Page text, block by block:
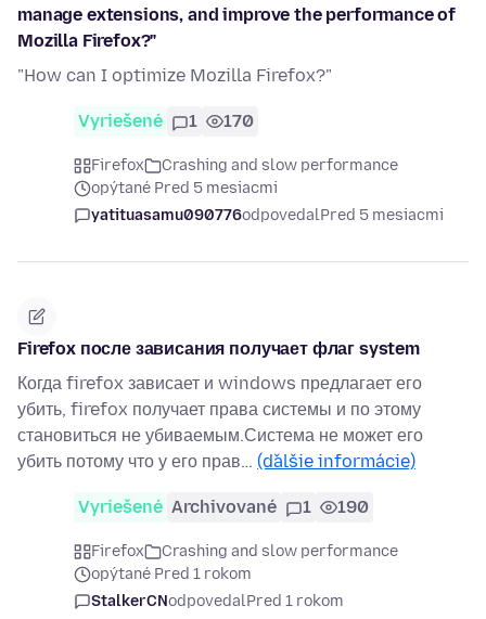
manage extensions, and improve the performance of
Mozilla Firefox?"
"How can I optimize Mozilla Firefox?"
Vyriešené 1 170
Firefox
Crashing and slow performance
opýtané Pred 5 mesiacmi
yatituasamu090776odpovedalPred 5 mesiacmi
Firefox после зависания получает флаг system
Когда firefox зависает и windows предлагает его
убить, firefox получает права системы и по этому
становиться не убиваемым.Система не может его
убить потому что у его прав… (ďalšie informácie)
Vyriešené Archivované 1 190
Firefox
Crashing and slow performance
opýtané Pred 1 rokom
StalkerCNodpovedalPred 1 rokom